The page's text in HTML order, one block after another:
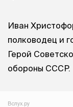
Иван
полководец и
Герой
обороны СССР.
Вслух.ру